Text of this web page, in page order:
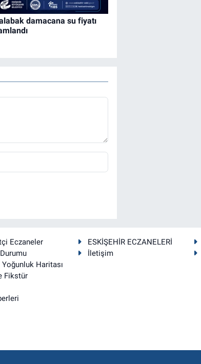
damacana su fiyatı
Eczaneler
Haritası
Fikstür
ESKİŞEHİR ECZANELERİ
İletişim